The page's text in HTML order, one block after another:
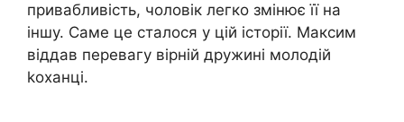
привабливість, чоловік легко змінює її на
іншу. Саме це сталося у цій історії. Максим
віддав перевагу вірній дружині молодій
kоханці.